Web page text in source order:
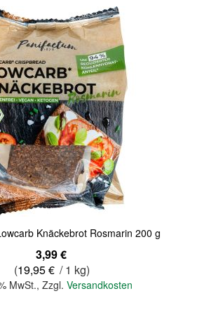
Knäckebrot Rosmarin 200 g
3,99 €
(19,95 € / 1 kg)
MwSt., Zzgl. Versandkosten